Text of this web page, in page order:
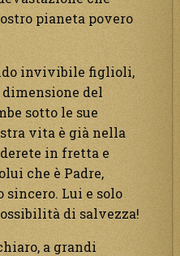
pianeta povero
invivibile figlioli,
dimensione del
sotto le sue
vita è già nella
in fretta e
che è Padre,
sincero. Lui e solo
di salvezza!
a grandi